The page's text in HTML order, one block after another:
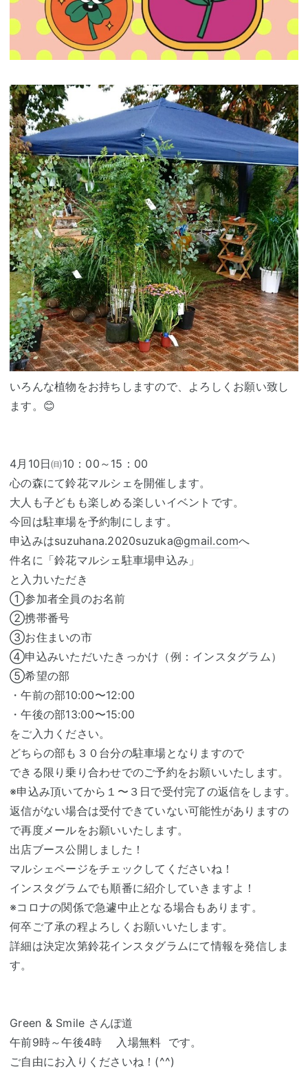
いろんな植物をお持ちしますので、よろしくお願い致し
ます。😊
4月10日㈰10：00～15：00
心の森にて鈴花マルシェを開催します。
大人も子どもも楽しめる楽しいイベントです。
今回は駐車場を予約制にします。
申込みはsuzuhana.2020suzuka@gmail.comへ
件名に「鈴花マルシェ駐車場申込み」
と入力いただき
①参加者全員のお名前
②携帯番号
③お住まいの市
④申込みいただいたきっかけ（例：インスタグラム）
⑤希望の部
・午前の部10:00〜12:00
・午後の部13:00〜15:00
をご入力ください。
どちらの部も３０台分の駐車場となりますので
できる限り乗り合わせでのご予約をお願いいたします。
※申込み頂いてから１〜３日で受付完了の返信をします。
返信がない場合は受付できていない可能性がありますの
で再度メールをお願いいたします。
出店ブース公開しました！
マルシェページをチェックしてくださいね！
インスタグラムでも順番に紹介していきますよ！
※コロナの関係で急遽中止となる場合もあります。
何卒ご了承の程よろしくお願いいたします。
詳細は決定次第鈴花インスタグラムにて情報を発信しま
す。
Green & Smile さんぽ道
午前9時～午後4時 入場無料 です。
ご自由にお入りくださいね！(^^)